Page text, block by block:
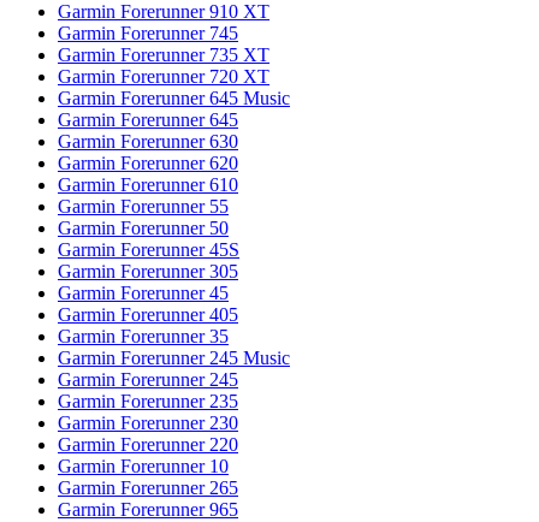
Garmin Forerunner 910 XT
Garmin Forerunner 745
Garmin Forerunner 735 XT
Garmin Forerunner 720 XT
Garmin Forerunner 645 Music
Garmin Forerunner 645
Garmin Forerunner 630
Garmin Forerunner 620
Garmin Forerunner 610
Garmin Forerunner 55
Garmin Forerunner 50
Garmin Forerunner 45S
Garmin Forerunner 305
Garmin Forerunner 45
Garmin Forerunner 405
Garmin Forerunner 35
Garmin Forerunner 245 Music
Garmin Forerunner 245
Garmin Forerunner 235
Garmin Forerunner 230
Garmin Forerunner 220
Garmin Forerunner 10
Garmin Forerunner 265
Garmin Forerunner 965